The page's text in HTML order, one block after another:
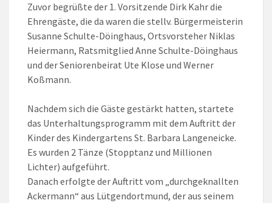
Zuvor begrüßte der 1. Vorsitzende Dirk Kahr die
Ehrengäste, die da waren die stellv. Bürgermeisterin
Susanne Schulte-Döinghaus, Ortsvorsteher Niklas
Heiermann, Ratsmitglied Anne Schulte-Döinghaus
und der Seniorenbeirat Ute Klose und Werner
Koßmann.
Nachdem sich die Gäste gestärkt hatten, startete
das Unterhaltungsprogramm mit dem Auftritt der
Kinder des Kindergartens St. Barbara Langeneicke.
Es wurden 2 Tänze (Stopptanz und Millionen
Lichter) aufgeführt.
Danach erfolgte der Auftritt vom „durchgeknallten
Ackermann“ aus Lütgendortmund, der aus seinem